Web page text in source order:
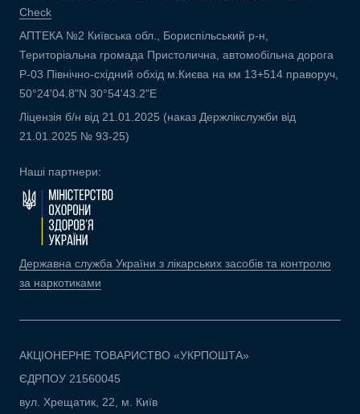
Check
АПТЕКА №2 Київська обл., Бориспільський р-н,
Територіальна громада Пристолична, автомобільна дорога
Р-03 Північно-східний обхід м.Києва на км 13+514 праворуч,
50°24'04.8"N 30°54'43.2"E
Ліцензія б/н від 21.01.2025 (наказ Держлікслужби від
21.01.2025 № 93-25)
Наші партнери:
Державна служба України з лікарських засобів та контролю
за наркотиками
АКЦІОНЕРНЕ ТОВАРИСТВО «УКРПОШТА»
ЄДРПОУ 21560045
вул. Хрещатик, 22, м. Київ